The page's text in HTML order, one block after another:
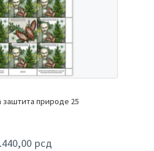
заштита природе 25
рсд